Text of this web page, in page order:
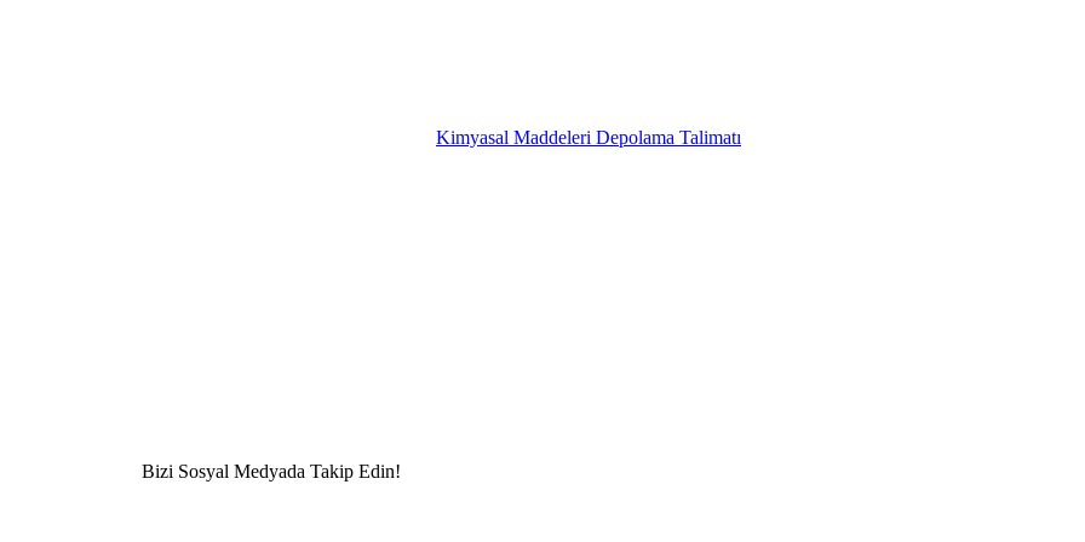
Kimyasal Maddeleri Depolama Talimatı
Bizi Sosyal Medyada Takip Edin!